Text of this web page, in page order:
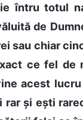
întru totul
de
sau chiar
ce fel de
acest
rar și ești